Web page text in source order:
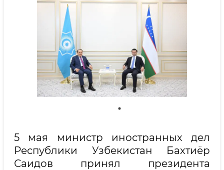
5 мая министр иностранных дел
Республики Узбекистан Бахтиёр
Саидов принял президента